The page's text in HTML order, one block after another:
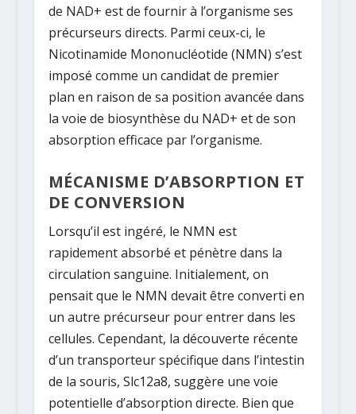
de NAD+ est de fournir à l’organisme ses
précurseurs directs. Parmi ceux-ci, le
Nicotinamide Mononucléotide (NMN) s’est
imposé comme un candidat de premier
plan en raison de sa position avancée dans
la voie de biosynthèse du NAD+ et de son
absorption efficace par l’organisme.
MÉCANISME D’ABSORPTION ET
DE CONVERSION
Lorsqu’il est ingéré, le NMN est
rapidement absorbé et pénètre dans la
circulation sanguine. Initialement, on
pensait que le NMN devait être converti en
un autre précurseur pour entrer dans les
cellules. Cependant, la découverte récente
d’un transporteur spécifique dans l’intestin
de la souris, Slc12a8, suggère une voie
potentielle d’absorption directe. Bien que